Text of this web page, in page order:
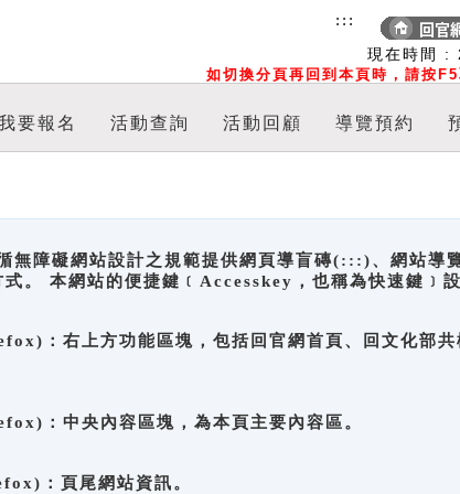
現在時間 :
如切換分頁再回到本頁時，請按
:::
要報名 活動查詢 活動回顧 導覽預約
無障礙網站設計之規範提供網頁導盲磚(:::)、網站導
本網站的便捷鍵﹝Accesskey，也稱為快速鍵﹞設
右上方功能區塊，包括回官網首頁、回文化部共
：中央內容區塊，為本頁主要內容區。
：頁尾網站資訊。